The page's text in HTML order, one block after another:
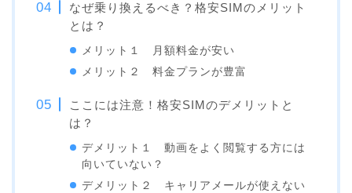
なぜ乗り換えるべき？格安SIMのメリット
とは？
メリット１ 月額料金が安い
メリット２ 料金プランが豊富
ここには注意！格安SIMのデメリットと
は？
デメリット１ 動画をよく閲覧する方には
向いていない？
デメリット２ キャリアメールが使えない